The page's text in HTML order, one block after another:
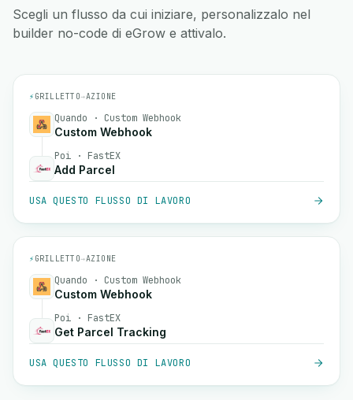
Scegli un flusso da cui iniziare, personalizzalo nel
builder no-code di eGrow e attivalo.
⚡ GRILLETTO→AZIONE
Quando · Custom Webhook
Custom Webhook
Poi · FastEX
Add Parcel
USA QUESTO FLUSSO DI LAVORO
⚡ GRILLETTO→AZIONE
Quando · Custom Webhook
Custom Webhook
Poi · FastEX
Get Parcel Tracking
USA QUESTO FLUSSO DI LAVORO